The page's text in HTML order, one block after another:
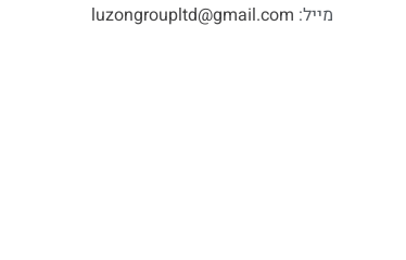
מייל: luzongroupltd@gmail.com